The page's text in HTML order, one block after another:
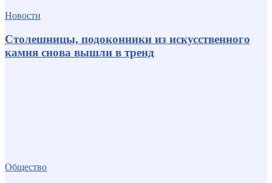
Новости
Столешницы, подоконники из искусственного
камня снова вышли в тренд
Общество